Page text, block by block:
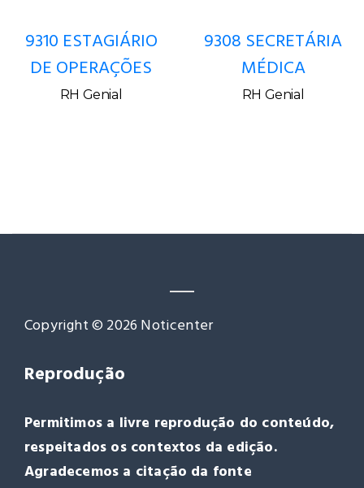
9310 ESTAGIÁRIO
DE OPERAÇÕES
RH Genial
9308 SECRETÁRIA
MÉDICA
RH Genial
Copyright © 2026 Noticenter
Reprodução
Permitimos a livre reprodução do conteúdo,
respeitados os contextos da edição.
Agradecemos a citação da fonte